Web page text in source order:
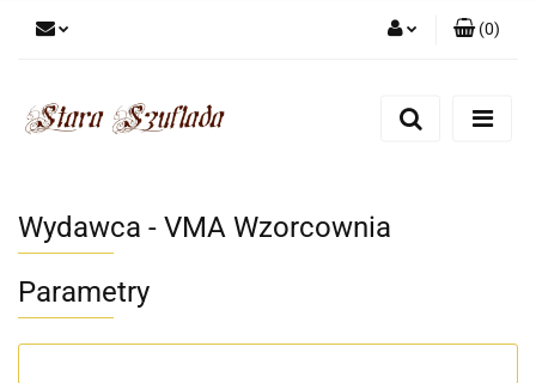
Zarejestruj się
(0)
Wydawca - VMA Wzorcownia
Parametry